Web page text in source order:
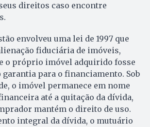
direitos caso encontre
envolveu uma lei de 1997 que
fiduciária de imóveis,
o próprio imóvel adquirido fosse
para o financiamento. Sob
o imóvel permanece em nome
até a quitação da dívida,
mantém o direito de uso.
integral da dívida, o mutuário